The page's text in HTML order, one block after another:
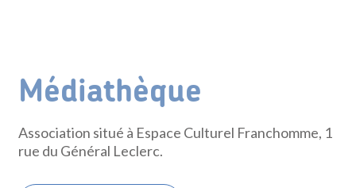
Médiathèque
Association situé à Espace Culturel Franchomme, 1
rue du Général Leclerc.